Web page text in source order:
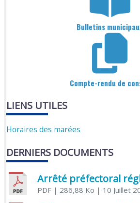
Bulletins
Compte-rendu de
LIENS UTILES
Horaires des marées
DERNIERS DOCUMENTS
PDF| 286,88 Ko | 10 Juillet